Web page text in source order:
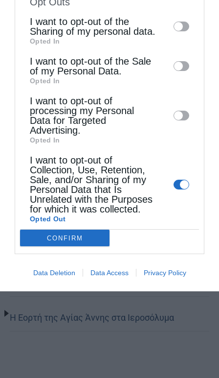
information by third parties on the IAB’s list
of downstream participants. This
information may also be disclosed by us to
third parties on theIAB’s List of
Downstream Participants
disclose it to other third parties.
I want to opt-out of the
Sharing of my personal data.
Opted In
I want to opt-out of the Sale
of my Personal Data.
Opted In
I want to opt-out of
processing my Personal
Data for Targeted
Advertising.
Opted In
I want to opt-out of
Collection, Use, Retention,
Sale, and/or Sharing of my
Personal Data that Is
Unrelated with the Purposes
for which it was collected.
Opted Out
CONFIRM
Data Deletion Data Access Privacy Policy
Τελευταία άρθρα
Ελληνικός Ερυθρός Σταυρός: Τι πρέπει να
περιέχει ένα φαρμακείο διακοπών
Η πανήγυρις της Μεταμορφώσεως του Σωτήρος
στη Θεσσαλονίκη
Όταν είσαι ευλαβής
Ο Νεαπόλεως στο Ιερό Παρεκκλήσι Αγίας
Η Εορτή της Αγίας Άννης στα Ιεροσόλυμα